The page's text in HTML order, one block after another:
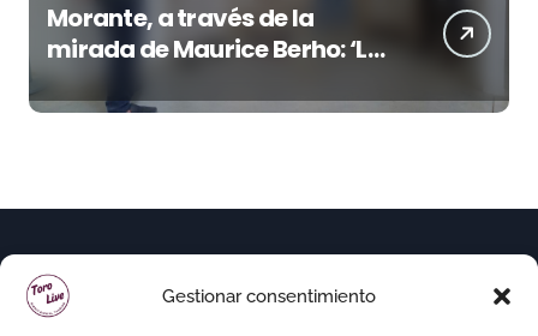
Gestionar consentimiento
Morante, a través de la
mirada de Maurice Berho: ‘La
belleza del misterio’ llega a La
Malagueta